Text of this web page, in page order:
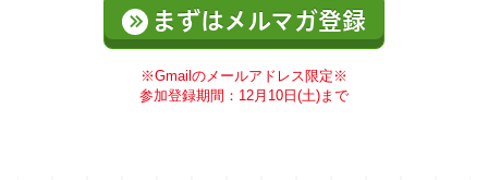
まずはメルマガ登録
※Gmailのメールアドレス限定※
参加登録期間：12月10日(土)まで